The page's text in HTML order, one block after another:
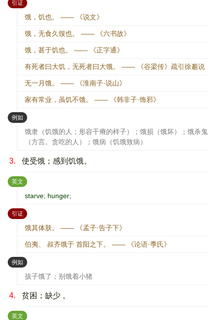
引证：
饿，饥也。 —— 《说文》
饿，无食久馁也。 —— 《六书故》
饿，甚于饥也。 —— 《正字通》
有死者曰大饥，无死者曰大饿。 —— 《谷梁传》疏引徐邈说
无一月饿。 —— 《淮南子·说山》
家有常业，虽饥不饿。 —— 《韩非子·饰邪》
例如 ：
饿隶（饥饿的人；形容干瘠的样子）；饿损（饿坏）；饿杀鬼
（方言。贪吃的人）；饿病（饥饿致病）
3. 使受饿；感到饥饿。
英文 ：
starve; hunger;
引证：
饿其体肤。 —— 《孟子·告子下》
伯夷、 叔齐饿于 首阳之下。 —— 《论语·季氏》
例如 ：
孩子饿了；别饿着小猪
4. 贫困；缺少 。
英文 ：